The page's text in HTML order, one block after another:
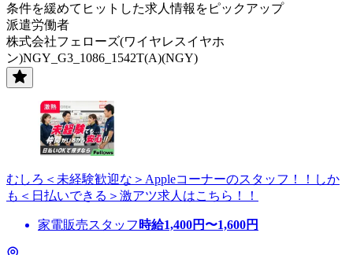
条件を緩めてヒットした求人情報をピックアップ
派遣労働者
株式会社フェローズ(ワイヤレスイヤホ
ン)NGY_G3_1086_1542T(A)(NGY)
むしろ＜未経験歓迎な＞Appleコーナーのスタッフ！！しか
も＜日払いできる＞激アツ求人はこちら！！
家電販売スタッフ 時給1,400円〜1,600円